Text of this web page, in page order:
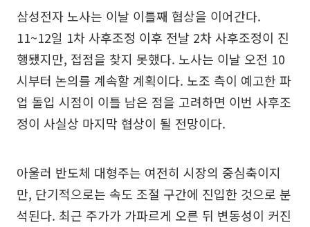
삼성전자 노사는 이날 이틀째 협상을 이어간다.
11~12일 1차 사후조정 이후 전날 2차 사후조정이 진
행됐지만, 접점을 찾지 못했다. 노사는 이날 오전 10
시부터 논의를 계속할 계획이다. 노조 측이 예고한 파
업 돌입 시점이 이틀 남은 점을 고려하면 이번 사후조
정이 사실상 마지막 협상이 될 전망이다.
아울러 반도체 대형주는 여전히 시장의 중심축이지
만, 단기적으로는 속도 조절 구간에 진입한 것으로 분
석된다. 최근 주가가 가파르게 오른 뒤 변동성이 커진